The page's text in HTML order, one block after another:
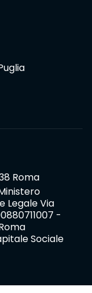
Roma
Legale Via
-
Sociale